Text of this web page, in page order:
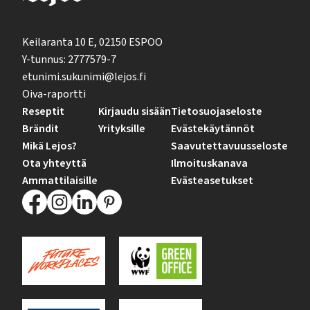
Keilaranta 10 E, 02150 ESPOO
Y-tunnus: 2777579-7
etunimi.sukunimi@lejos.fi
Oiva-raportti
Reseptit
Brändit
Mikä Lejos?
Ota yhteyttä
Ammattilaisille
Kirjaudu sisään
Yrityksille
Tietosuojaseloste
Evästekäytännöt
Saavutettavuusseloste
Ilmoituskanava
Evästeasetukset